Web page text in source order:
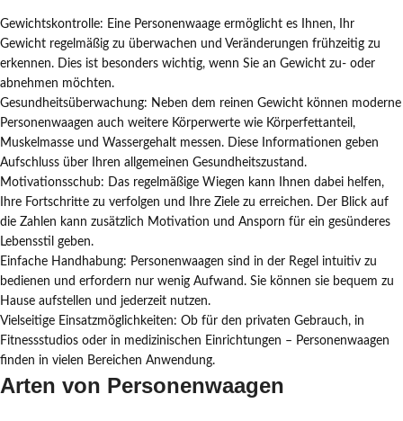
Gewichtskontrolle: Eine Personenwaage ermöglicht es Ihnen, Ihr
Gewicht regelmäßig zu überwachen und Veränderungen frühzeitig zu
erkennen. Dies ist besonders wichtig, wenn Sie an Gewicht zu- oder
abnehmen möchten.
Gesundheitsüberwachung: Neben dem reinen Gewicht können moderne
Personenwaagen auch weitere Körperwerte wie Körperfettanteil,
Muskelmasse und Wassergehalt messen. Diese Informationen geben
Aufschluss über Ihren allgemeinen Gesundheitszustand.
Motivationsschub: Das regelmäßige Wiegen kann Ihnen dabei helfen,
Ihre Fortschritte zu verfolgen und Ihre Ziele zu erreichen. Der Blick auf
die Zahlen kann zusätzlich Motivation und Ansporn für ein gesünderes
Lebensstil geben.
Einfache Handhabung: Personenwaagen sind in der Regel intuitiv zu
bedienen und erfordern nur wenig Aufwand. Sie können sie bequem zu
Hause aufstellen und jederzeit nutzen.
Vielseitige Einsatzmöglichkeiten: Ob für den privaten Gebrauch, in
Fitnessstudios oder in medizinischen Einrichtungen – Personenwaagen
finden in vielen Bereichen Anwendung.
Arten von Personenwaagen